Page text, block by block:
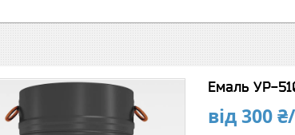
Емаль УР-
від300